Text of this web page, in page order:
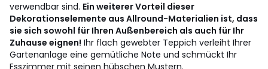
verwendbar sind. Ein weiterer Vorteil dieser
Dekorationselemente aus Allround-Materialien ist, dass
sie sich sowohl für Ihren Außenbereich als auch für Ihr
Zuhause eignen! Ihr flach gewebter Teppich verleiht Ihrer
Gartenanlage eine gemütliche Note und schmückt Ihr
Esszimmer mit seinen hübschen Mustern.